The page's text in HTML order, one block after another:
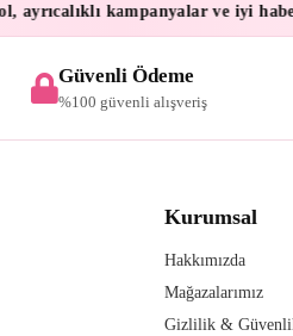
kampanyalar ve iyi
Güvenli Ödeme
%100 güvenli alışveriş
Kurumsal
Hakkımızda
Mağazalarımız
Gizlilik &